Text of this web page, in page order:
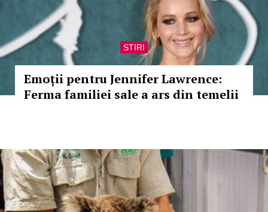
STIRI
Emoții pentru Jennifer Lawrence:
Ferma familiei sale a ars din temelii